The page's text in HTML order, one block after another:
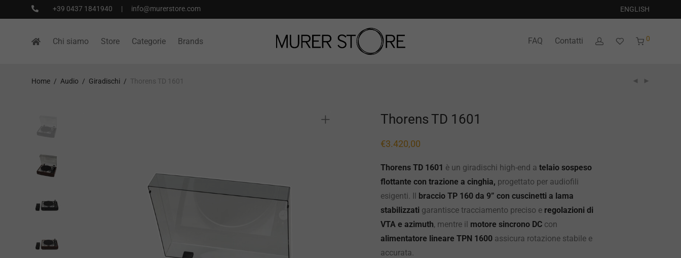
+39 0437 1841940 | info@murerstore.com ENGLISH
Chi siamo Store Categorie Brands FAQ Contatti 0
Home / Audio / Giradischi / Thorens TD 1601
Thorens TD 1601
€3.420,00
Thorens TD 1601 è un giradischi high-end a telaio sospeso
flottante con trazione a cinghia, progettato per audiofili
esigenti. Il braccio TP 160 da 9” con cuscinetti a lama
stabilizzati garantisce tracciamento preciso e regolazioni di
VTA e azimuth, mentre il motore sincrono DC con
alimentatore lineare TPN 1600 assicura rotazione stabile e
accurata.